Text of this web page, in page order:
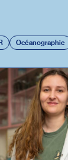
Océanographie